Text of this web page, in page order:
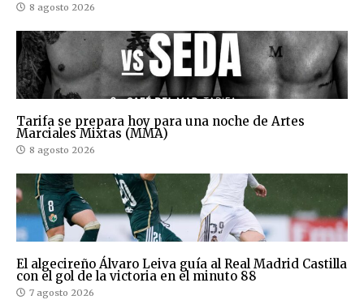
8 agosto 2026
Tarifa se prepara hoy para una noche de Artes
Marciales Mixtas (MMA)
8 agosto 2026
El algecireño Álvaro Leiva guía al Real Madrid Castilla
con el gol de la victoria en el minuto 88
7 agosto 2026